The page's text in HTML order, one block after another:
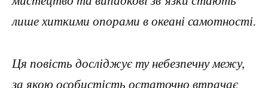
лише хиткими опорами в океані самотності.
Ця повість досліджує ту небезпечну межу,
за якою особистість остаточно втрачає